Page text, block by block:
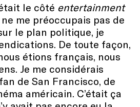
le côté entertainment
me préoccupais pas de
le plan politique, je
De toute façon,
étions français, nous
Je me considérais
de San Francisco, de
américain. C’était ça